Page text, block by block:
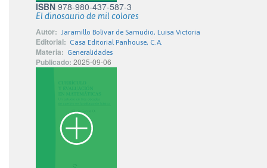
ISBN 978-980-437-587-3
El dinosaurio de mil colores
Autor: Jaramillo Bolívar de Samudio, Luisa Victoria
Editorial: Casa Editorial Panhouse, C.A.
Materia: Generalidades
Publicado: 2025-09-06